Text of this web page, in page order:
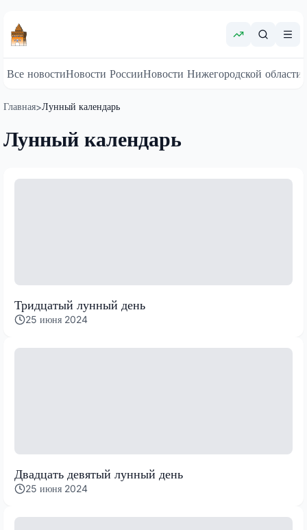
Все новостиНовости РоссииНовости Нижегородской области
Главная>Лунный календарь
Лунный календарь
Тридцатый лунный день
25 июня 2024
Двадцать девятый лунный день
25 июня 2024